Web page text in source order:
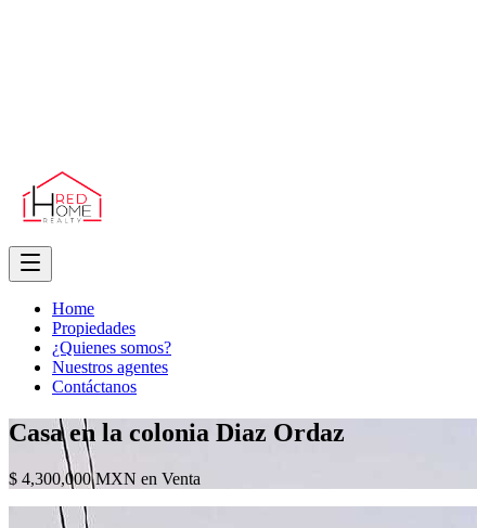
Home
Propiedades
¿Quienes somos?
Nuestros agentes
Contáctanos
Casa en la colonia Diaz Ordaz
$ 4,300,000 MXN en Venta